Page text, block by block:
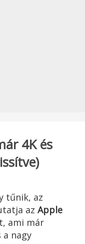
4K és
tűnik, az
az Apple
ami már
a nagy